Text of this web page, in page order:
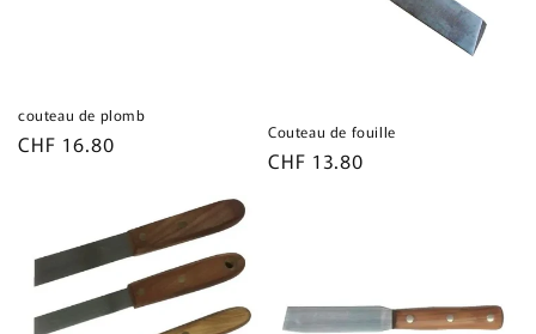
couteau de plomb
Prix
CHF 16.80 Couteau de fouille
Prix
CHF 13.80